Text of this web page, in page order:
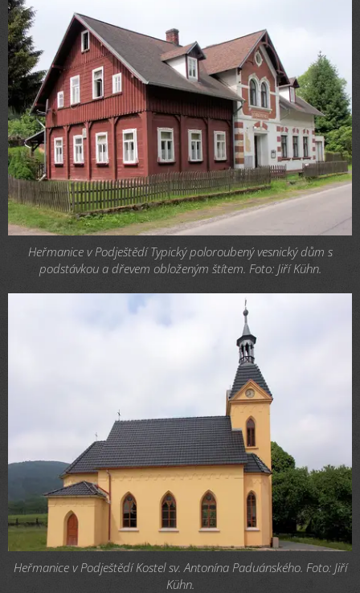
Heřmanice v Podještědí Typický poloroubený vesnický dům s
podstávkou a dřevem obloženým štítem. Foto: Jiří Kühn.
Heřmanice v Podještědí Kostel sv. Antonína Paduánského. Foto: Jiří
Kühn.